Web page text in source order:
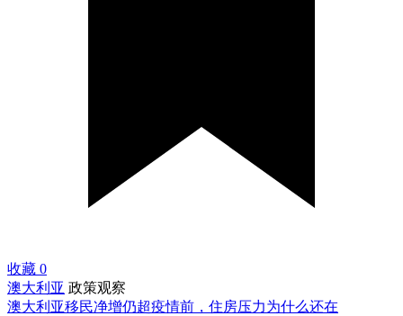
收藏 0
澳大利亚 政策观察
澳大利亚移民净增仍超疫情前，住房压力为什么还在